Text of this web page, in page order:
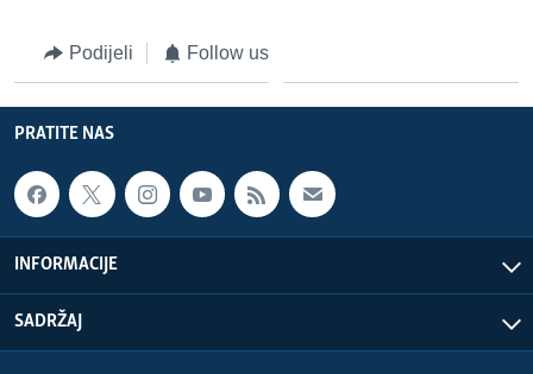
Podijeli Follow us
PRATITE NAS
INFORMACIJE
SADRŽAJ